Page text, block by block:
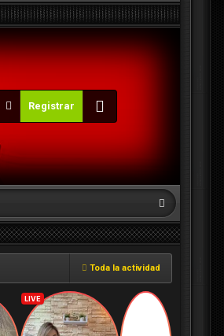
Registrar
Toda la actividad